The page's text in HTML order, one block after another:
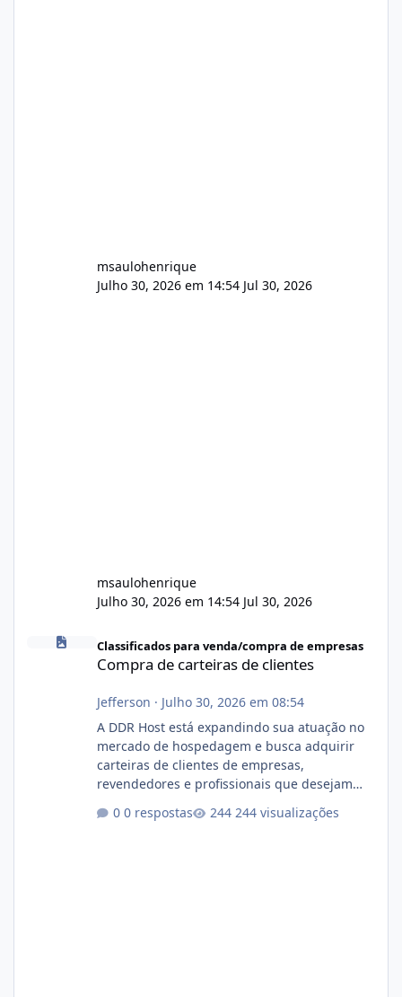
msaulohenrique
Julho 30, 2026 em 14:54 Jul 30, 2026
msaulohenrique
Julho 30, 2026 em 14:54 Jul 30, 2026
Compra de carteiras de clientes
Classificados para venda/compra de empresas
Compra de carteiras de clientes
Jefferson · Julho 30, 2026 em 08:54
A DDR Host está expandindo sua atuação no
mercado de hospedagem e busca adquirir
carteiras de clientes de empresas,
revendedores e profissionais que desejam
operação. Se você possui clientes ativos de
0 respostas 244 visualizações